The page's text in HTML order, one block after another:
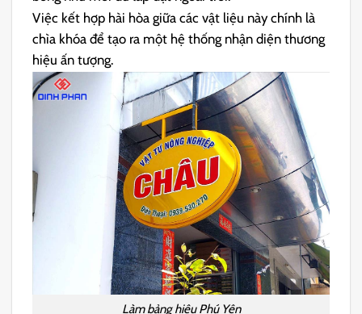
Việc kết hợp hài hòa giữa các vật liệu này chính là
chìa khóa để tạo ra một hệ thống nhận diện thương
hiệu ấn tượng.
Làm bảng hiệu Phú Yên